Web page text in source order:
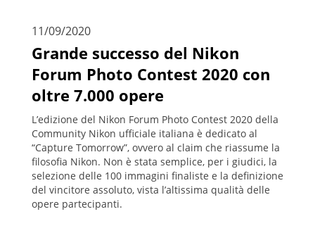
11/09/2020
Grande successo del Nikon
Forum Photo Contest 2020 con
oltre 7.000 opere
L’edizione del Nikon Forum Photo Contest 2020 della
Community Nikon ufficiale italiana è dedicato al
“Capture Tomorrow”, ovvero al claim che riassume la
filosofia Nikon. Non è stata semplice, per i giudici, la
selezione delle 100 immagini finaliste e la definizione
del vincitore assoluto, vista l’altissima qualità delle
opere partecipanti.